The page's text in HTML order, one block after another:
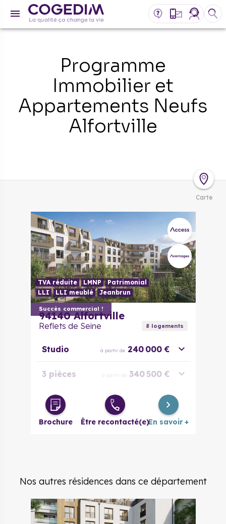
Programme
Immobilier et
Appartements Neufs
Alfortville
Carte
Succès commercial !
TVA réduite LMNP
Patrimonial
LLI
LLI meublé Jeanbrun
94140 Alfortville
Reflets de Seine 8logements
Studio à partir de 240 000 €
3 pièces à partir de 340 500 €
Duplex 3
pièces
à partir de 349 000 €
Brochure Être recontacté(e)En savoir +
Nos autres résidences dans ce département